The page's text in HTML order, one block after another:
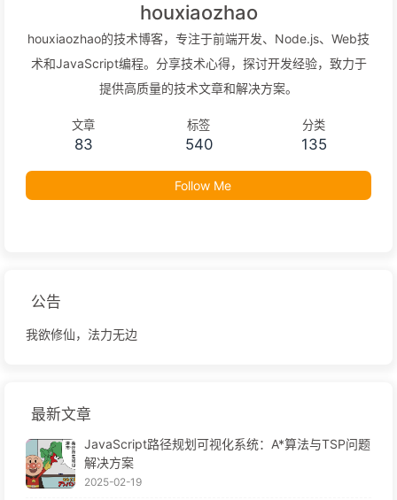
houxiaozhao
houxiaozhao的技术博客，专注于前端开发、Node.js、Web技
术和JavaScript编程。分享技术心得，探讨开发经验，致力于
提供高质量的技术文章和解决方案。
文章
83
标签
540
分类
135
Follow Me
公告
我欲修仙，法力无边
最新文章
JavaScript路径规划可视化系统：A*算法与TSP问题
解决方案
2025-02-19